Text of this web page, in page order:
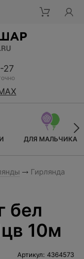
27
ДЛЯ МАЛЬЧИКА
Гирлянда
бел
10м
Артикул: 4364573